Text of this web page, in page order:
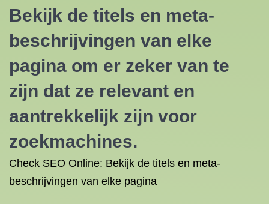
Bekijk de titels en meta-
beschrijvingen van elke
pagina om er zeker van te
zijn dat ze relevant en
aantrekkelijk zijn voor
zoekmachines.
Check SEO Online: Bekijk de titels en meta-
beschrijvingen van elke pagina